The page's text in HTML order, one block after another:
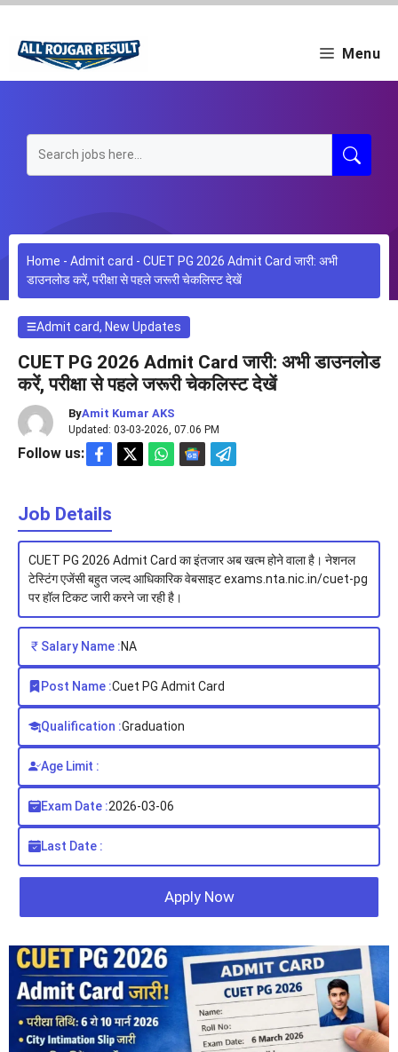
Skip
content
Menu
Home - Admit card - CUET PG 2026 Admit Card जारी: अभी
डाउनलोड करें, परीक्षा से पहले जरूरी चेकलिस्ट देखें
Admit card,New Updates
CUET PG 2026 Admit Card जारी: अभी डाउनलोड
करें, परीक्षा से पहले जरूरी चेकलिस्ट देखें
ByAmit Kumar AKS
Updated: 03-03-2026, 07.06 PM
Follow us:
Job Details
CUET PG 2026 Admit Card का इंतजार अब खत्म होने वाला है। नेशनल
टेस्टिंग एजेंसी बहुत जल्द आधिकारिक वेबसाइट exams.nta.nic.in/cuet-pg
पर हॉल टिकट जारी करने जा रही है।
Salary Name :NA
Post Name :Cuet PG Admit Card
Qualification :Graduation
Age Limit :
Exam Date :2026-03-06
Last Date :
Apply Now